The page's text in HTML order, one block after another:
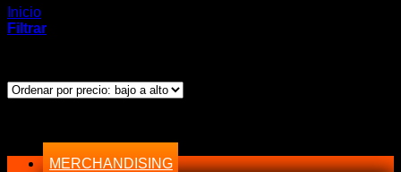
Inicio
Filtrar
precio:
MERCHANDISING